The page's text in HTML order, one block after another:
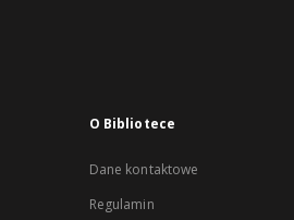
O Bibliotece
Dane kontaktowe
Regulamin